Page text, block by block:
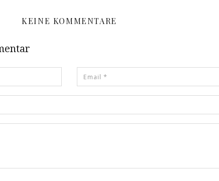
KEINE KOMMENTARE